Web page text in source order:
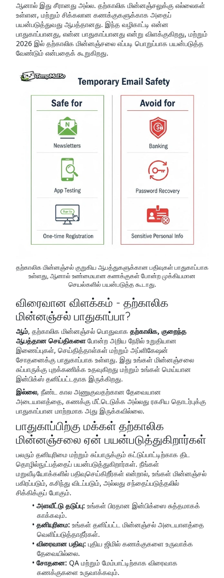
ஆனால் இது சீரானது அல்ல. தற்காலிக மின்னஞ்சலுக்கு எல்லைகள்
உள்ளன, மற்றும் சிக்கலான கணக்குகளுக்காக அதைப்
பயன்படுத்துவது ஆபத்தானது. இந்த வழிகாட்டி என்ன
பாதுகாப்பானது, என்ன பாதுகாப்பானது என்று விளக்குகிறது, மற்றும்
2026 இல் தற்காலிக மின்னஞ்சலை எப்படி பொறுப்பாக பயன்படுத்த
வேண்டும் என்பதைக் கூறுகிறது.
தற்காலிக மின்னஞ்சல் குறுகிய ஆபத்துகளுக்கான பதிவுகள் பாதுகாப்பாக
உள்ளது, ஆனால் உண்மையான கணக்குகள் போன்ற முக்கியமான
செயல்களில் பயன்படுத்த கூடாது.
விரைவான விளக்கம் - தற்காலிக
மின்னஞ்சல் பாதுகாப்பா?
ஆம், தற்காலிக மின்னஞ்சல் பொதுவாக தற்காலிக, குறைந்த
ஆபத்தான செய்திகளைபோன்ற அறிய நேரில் உறுதியான
இணைப்புகள், செய்தித்தாள்கள் மற்றும் அப்ளிகேஷன்
சோதனைக்கு பாதுகாப்பாக உள்ளது. இது உங்கள் மின்னஞ்சலை
சுப்பாருக்கு புறக்கணிக்க உதவுகிறது மற்றும் உங்கள் மெய்யான
இன்பிக்ஸ் தனிப்பட்டதாக இருக்கிறது.
இல்லை, நீண்ட கால அணுகுவதற்கான தேவையான
அடையாளத்தை, கணக்கு மீட்டெடுக்க அல்லது ரகசிய தொடர்புக்கு
பாதுகாப்பான மாற்றமாக அது இருக்கவில்லை.
பாதுகாப்பிற்கு மக்கள் தற்காலிக
மின்னஞ்சலை ஏன் பயன்படுத்துகிறார்கள்
பலரும் தனியுரிமை மற்றும் சுப்பாருக்கும் கட்டுப்பாட்டிற்காக திட
தொழில்நுட்பத்தைப் பயன்படுத்துகிறார்கள். நீங்கள்
மறுவீடியோக்களில் பதிவுசெய்கிறீர்கள் என்றால், உங்கள் மின்னஞ்சல்
பகிரப்படும், கசிந்து விடப்படும், அல்லது சந்தைப்படுத்தலில்
சிக்கிக்குப் போகும்.
அளவீட்டு தடுப்பு: உங்கள் பிரதான இன்பிக்ஸை சுத்தமாகக்
காக்கவும்.
தனியுரிமை: உங்கள் தனிப்பட்ட மின்னஞ்சல் அடையாளத்தை
வெளிப்படுத்தாதீர்கள்.
விரைவான பதிவு: புதிய ஜிமில் கணக்குகளை உருவாக்க
தேவையில்லை.
சோதனை: QA மற்றும் மேம்பாட்டிற்காக விரைவாக
கணக்குகளை உருவாக்கவும்.